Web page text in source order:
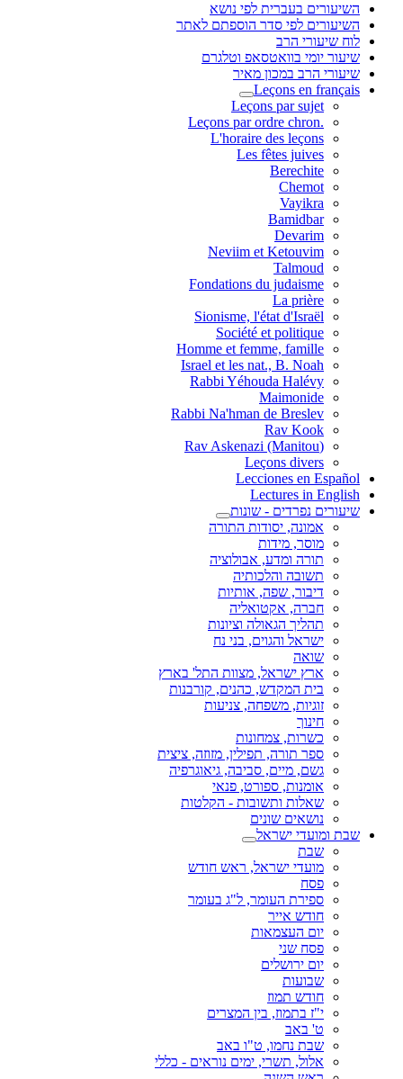
השיעורים בעברית לפי נושא
השיעורים לפי סדר הוספתם לאתר
לוח שיעורי הרב
שיעור יומי בוואטסאפ וטלגרם
שיעורי הרב במכון מאיר
Leçons en français
Leçons par sujet
.Leçons par ordre chron
L'horaire des leçons
Les fêtes juives
Berechite
Chemot
Vayikra
Bamidbar
Devarim
Neviim et Ketouvim
Talmoud
Fondations du judaisme
La prière
Sionisme, l'état d'Israël
Société et politique
Homme et femme, famille
Israel et les nat., B. Noah
Rabbi Yéhouda Halévy
Maimonide
Rabbi Na'hman de Breslev
Rav Kook
(Rav Askenazi (Manitou
Leçons divers
Lecciones en Español
Lectures in English
שיעורים נפרדים - שונות
אמונה, יסודות התורה
מוסר, מידות
תורה ומדע, אבולוציה
תשובה והלכותיה
דיבור, שפה, אותיות
חברה, אקטואליה
תהליך הגאולה וציונות
ישראל והגוים, בני נח
שואה
ארץ ישראל, מצוות התל' בארץ
בית המקדש, כהנים, קורבנות
זוגיות, משפחה, צניעות
חינוך
כשרות, צמחונות
ספר תורה, תפילין, מזוזה, ציצית
גשם, מיים, סביבה, גיאוגרפיה
אומנות, ספורט, פנאי
שאלות ותשובות - הקלטות
נושאים שונים
שבת ומועדי ישראל
שבת
מועדי ישראל, ראש חודש
פסח
ספירת העומר, ל"ג בעומר
חודש אייר
יום העצמאות
פסח שני
יום ירושלים
שבועות
חודש תמוז
י"ז בתמוז, בין המצרים
ט' באב
שבת נחמו, ט"ו באב
אלול, תשרי, ימים נוראים - כללי